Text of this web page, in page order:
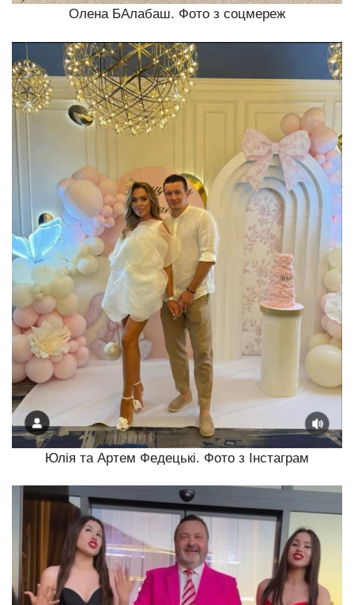
Олена БАлабаш. Фото з соцмереж
Юлія та Артем Федецькі. Фото з Інстаграм